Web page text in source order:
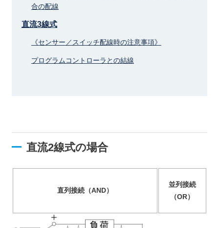
合の配線
直流3線式
《センサー／スイッチ配線時の注意事項》
プログラムコントローラとの結線
直流2線式の場合
直列接続（AND）
並列接続
（OR）